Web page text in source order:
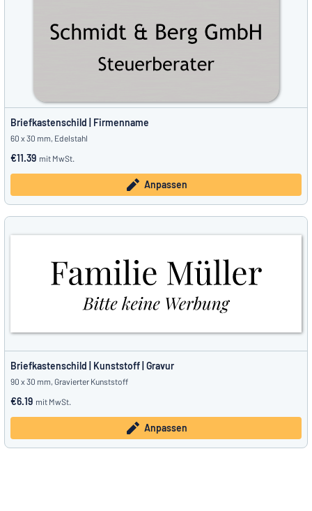
Briefkastenschild | Firmenname
60 x 30 mm, Edelstahl
€11.39 mit MwSt.
Anpassen
Briefkastenschild | Kunststoff | Gravur
90 x 30 mm, Gravierter Kunststoff
€6.19 mit MwSt.
Anpassen